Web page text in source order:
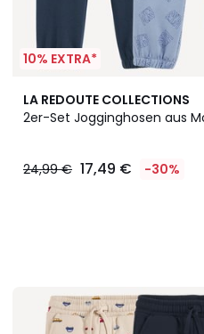
10% EXTRA*
LA REDOUTE COLLECTIONS
2er-Set Jogginghosen aus
24,99 € 17,49 € -30%